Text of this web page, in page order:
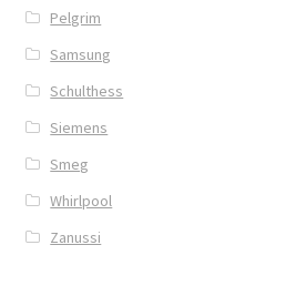
Pelgrim
Samsung
Schulthess
Siemens
Smeg
Whirlpool
Zanussi